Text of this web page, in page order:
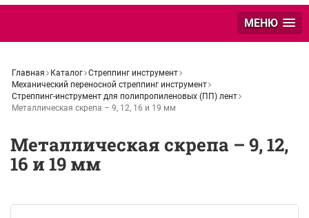
МЕНЮ
Главная Каталог Стреппинг инструмент
Механический переносной стреппинг инструмент
Стреппинг-инструмент для полипропиленовых (ПП) лент
Металлическая скрепа – 9, 12, 16 и 19 мм
Металлическая скрепа – 9, 12,
16 и 19 мм